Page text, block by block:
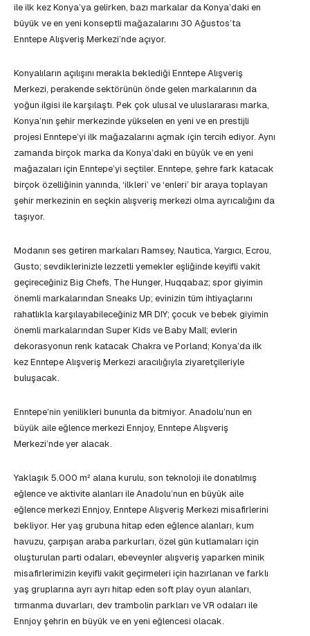
ile ilk kez Konya’ya gelirken, bazı markalar da Konya’daki en
büyük ve en yeni konseptli mağazalarını 30 Ağustos’ta
Enntepe Alışveriş Merkezi’nde açıyor.
Konyalıların açılışını merakla beklediği Enntepe Alışveriş
Merkezi, perakende sektörünün önde gelen markalarının da
yoğun ilgisi ile karşılaştı. Pek çok ulusal ve uluslararası marka,
Konya’nın şehir merkezinde yükselen en yeni ve en prestijli
projesi Enntepe’yi ilk mağazalarını açmak için tercih ediyor. Aynı
zamanda birçok marka da Konya’daki en büyük ve en yeni
mağazaları için Enntepe’yi seçtiler. Enntepe, şehre fark katacak
birçok özelliğinin yanında, ‘ilkleri’ ve ‘enleri’ bir araya toplayan
şehir merkezinin en seçkin alışveriş merkezi olma ayrıcalığını da
taşıyor.
Modanın ses getiren markaları Ramsey, Nautica, Yargıcı, Ecrou,
Gusto; sevdiklerinizle lezzetli yemekler eşliğinde keyifli vakit
geçireceğiniz Big Chefs, The Hunger, Huqqabaz; spor giyimin
önemli markalarından Sneaks Up; evinizin tüm ihtiyaçlarını
rahatlıkla karşılayabileceğiniz MR DIY; çocuk ve bebek giyimin
önemli markalarından Super Kids ve Baby Mall; evlerin
dekorasyonun renk katacak Chakra ve Porland; Konya’da ilk
kez Enntepe Alışveriş Merkezi aracılığıyla ziyaretçileriyle
buluşacak.
Enntepe’nin yenilikleri bununla da bitmiyor. Anadolu’nun en
büyük aile eğlence merkezi Ennjoy, Enntepe Alışveriş
Merkezi’nde yer alacak.
Yaklaşık 5.000 m² alana kurulu, son teknoloji ile donatılmış
eğlence ve aktivite alanları ile Anadolu’nun en büyük aile
eğlence merkezi Ennjoy, Enntepe Alışveriş Merkezi misafirlerini
bekliyor. Her yaş grubuna hitap eden eğlence alanları, kum
havuzu, çarpışan araba parkurları, özel gün kutlamaları için
oluşturulan parti odaları, ebeveynler alışveriş yaparken minik
misafirlerimizin keyifli vakit geçirmeleri için hazırlanan ve farklı
yaş gruplarına ayrı ayrı hitap eden soft play oyun alanları,
tırmanma duvarları, dev trambolin parkları ve VR odaları ile
Ennjoy şehrin en büyük ve en yeni eğlencesi olacak.